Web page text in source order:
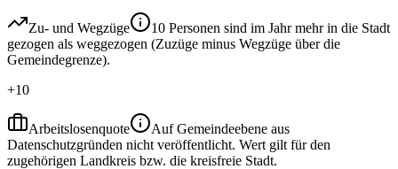
Zu- und Wegzüge
10 Personen sind im Jahr mehr in die Stadt
gezogen als weggezogen (Zuzüge minus Wegzüge über die
Gemeindegrenze).
+10
Arbeitslosenquote
Auf Gemeindeebene aus
Datenschutzgründen nicht veröffentlicht. Wert gilt für den
zugehörigen Landkreis bzw. die kreisfreie Stadt.